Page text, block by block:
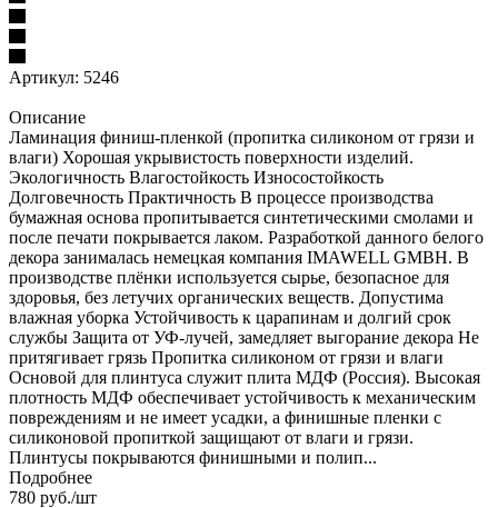
Артикул: 5246
Описание
Ламинация финиш-пленкой (пропитка силиконом от грязи и
влаги) Хорошая укрывистость поверхности изделий.
Экологичность Влагостойкость Износостойкость
Долговечность Практичность В процессе производства
бумажная основа пропитывается синтетическими смолами и
после печати покрывается лаком. Разработкой данного белого
декора занималась немецкая компания IMAWELL GMBH. В
производстве плёнки используется сырье, безопасное для
здоровья, без летучих органических веществ. Допустима
влажная уборка Устойчивость к царапинам и долгий срок
службы Защита от УФ-лучей, замедляет выгорание декора Не
притягивает грязь Пропитка силиконом от грязи и влаги
Основой для плинтуса служит плита МДФ (Россия). Высокая
плотность МДФ обеспечивает устойчивость к механическим
повреждениям и не имеет усадки, а финишные пленки с
силиконовой пропиткой защищают от влаги и грязи.
Плинтусы покрываются финишными и полип...
Подробнее
780 руб./шт